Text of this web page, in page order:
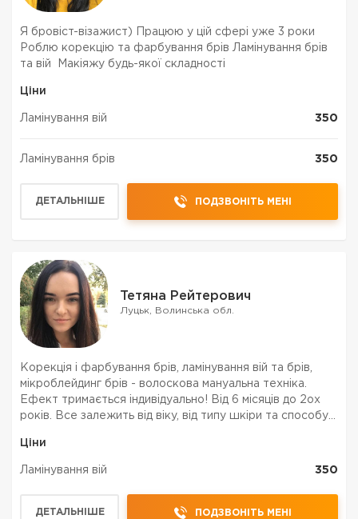
Я бровіст-візажист) Працюю у цій сфері уже 3 роки
Роблю корекцію та фарбування брів Ламінування брів
та вій Макіяжу будь-якої складності
Ціни
Ламінування вій 350
Ламінування брів 350
ДЕТАЛЬНІШЕ ПОДЗВОНІТЬ МЕНІ
Тетяна Рейтерович
Луцьк, Волинська обл.
Корекція і фарбування брів, ламінування вій та брів,
мікроблейдинг брів - волоскова мануальна техніка️.
Ефект тримається індивідуально! Від 6 місяців до 2ох
років️. Все залежить від віку, від типу шкіри та способу
шкіри, брови збережуться надов...
Ціни
Ламінування вій 350
ДЕТАЛЬНІШЕ ПОДЗВОНІТЬ МЕНІ